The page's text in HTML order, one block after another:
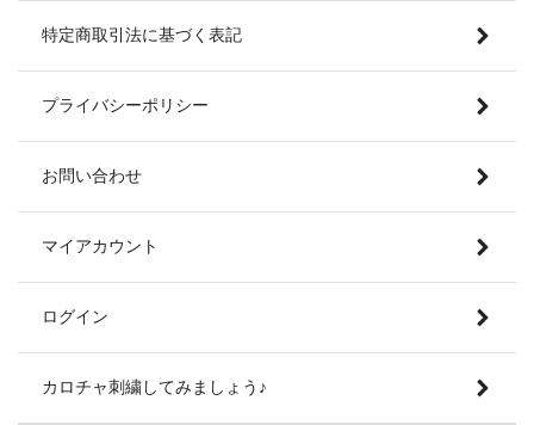
特定商取引法に基づく表記
プライバシーポリシー
お問い合わせ
マイアカウント
ログイン
カロチャ刺繍してみましょう♪